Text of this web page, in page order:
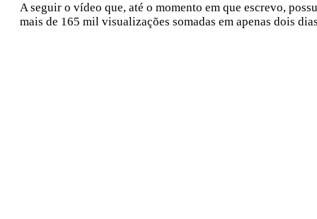
A seguir o vídeo que, até o momento em que escrevo,
mais de 165 mil visualizações somadas em apenas dois